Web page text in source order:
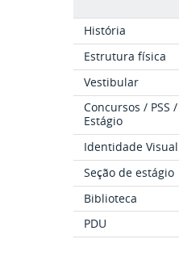
História
Estrutura física
Vestibular
Concursos / PSS /
Estágio
Identidade Visual
Seção de estágio
Biblioteca
PDU